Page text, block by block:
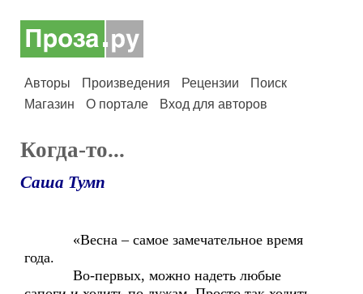
Авторы Произведения Рецензии
Поиск
Магазин
О портале Вход для авторов
Когда-то...
Саша Тумп
«Весна – самое замечательное время
года.
Во-первых, можно надеть любые